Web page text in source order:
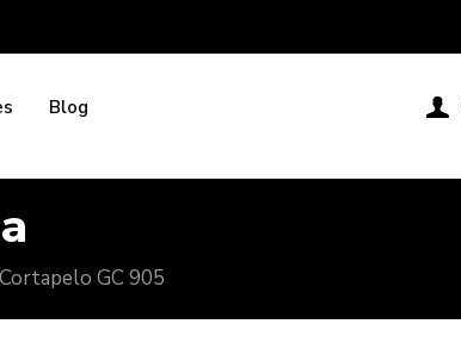
Blog
Cortapelo GC 905